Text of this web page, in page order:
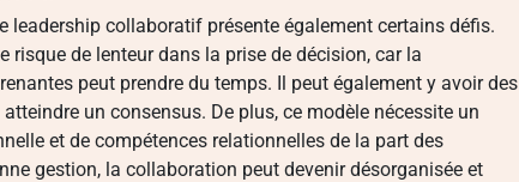
leadership collaboratif présente également certains défis.
risque de lenteur dans la prise de décision, car la
peut prendre du temps. Il peut également y avoir des
un consensus. De plus, ce modèle nécessite un
et de compétences relationnelles de la part des
gestion, la collaboration peut devenir désorganisée et